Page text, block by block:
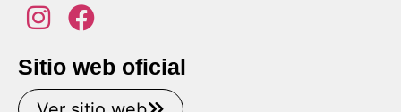
Sitio web oficial